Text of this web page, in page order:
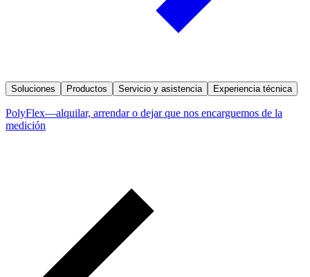
Soluciones Productos Servicio y asistencia Experiencia técnica
PolyFlex—alquilar, arrendar o dejar que nos encarguemos de la
medición